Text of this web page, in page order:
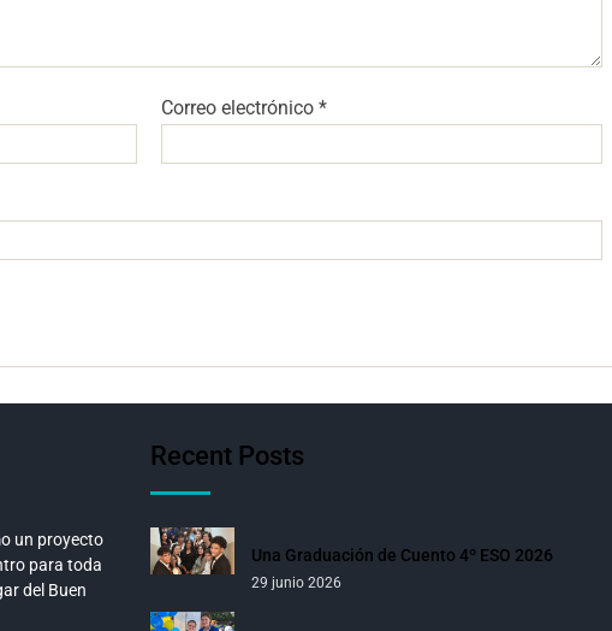
Correo electrónico*
un proyecto
para toda
del Buen
Recent Posts
Una Graduación de Cuento 4º ESO 2026
29 junio 2026